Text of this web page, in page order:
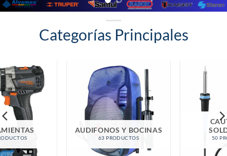
Categorías Principales
AUDIFONOS Y BOCINAS
CAUTINES Y
SOLDADURA